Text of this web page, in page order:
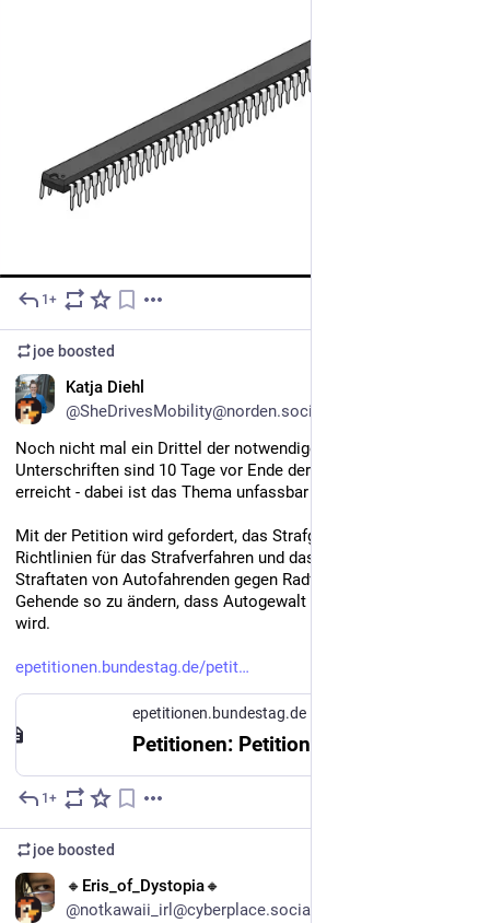
1+
joe boosted
Katja Diehl
@SheDrivesMobility@norden.social
Noch nicht mal ein Drittel der notwendigen 30.000
Unterschriften sind 10 Tage vor Ende der Einreichungsfrist
erreicht - dabei ist das Thema unfassbar wichtig.
Mit der Petition wird gefordert, das Strafgesetzbuch und die
Richtlinien für das Strafverfahren und das Bußgeldverfahren bei
Straftaten von Autofahrenden gegen Radfahrende und zu Fuß
Gehende so zu ändern, dass Autogewalt regelmäßig verfolgt
wird.
epetitionen.bundestag.de/petit
epetitionen.bundestag.de
Petitionen: Petition 201482
1+
joe boosted
🔸Eris_of_Dystopia🔸
@notkawaii_irl@cyberplace.social